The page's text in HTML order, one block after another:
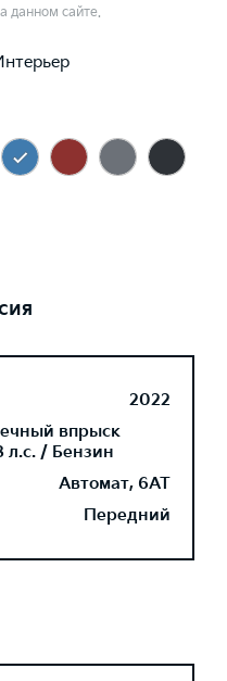
данном сайте.
2022
впрыск
л.с. / Бензин
Автомат, 6AT
Передний